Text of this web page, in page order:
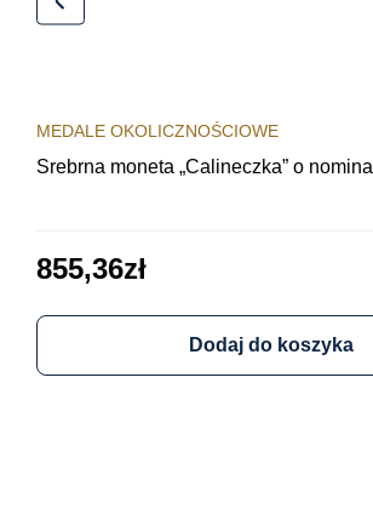
MEDALE OKOLICZNOŚCIOWE
Srebrna moneta „Calineczka” o
855,36zł
Dodaj do koszyka